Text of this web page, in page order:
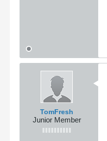
TomFresh
Junior Member